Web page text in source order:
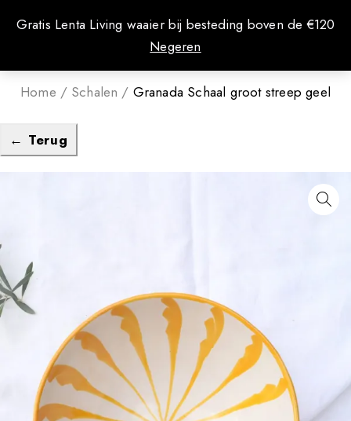
Gratis Lenta Living waaier bij besteding boven de €120
Negeren
0
Home / Schalen / Granada Schaal groot streep geel
← Terug